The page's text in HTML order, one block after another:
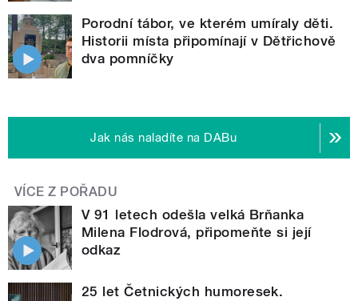
Porodní tábor, ve kterém umíraly děti.
Historii místa připomínají v Dětřichově
dva pomníčky
Jak nás naladíte na DABu
VÍCE Z POŘADU
V 91 letech odešla velká Brňanka
Milena Flodrová, připomeňte si její
odkaz
25 let Četnických humoresek.